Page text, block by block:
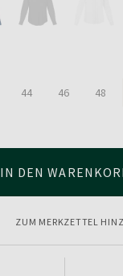
44 46 48
IN DEN
ZUM MERKZETTEL